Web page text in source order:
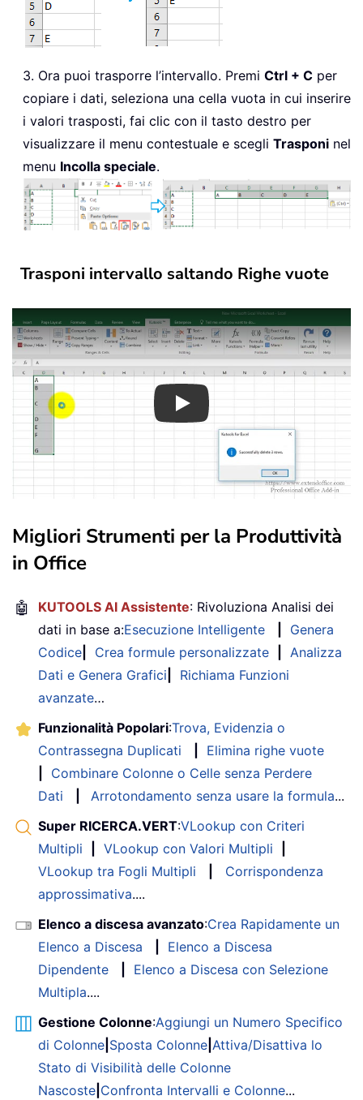
3. Ora puoi trasporre l’intervallo. Premi Ctrl + C per
copiare i dati, seleziona una cella vuota in cui inserire
i valori trasposti, fai clic con il tasto destro per
visualizzare il menu contestuale e scegli Trasponi nel
menu Incolla speciale.
Trasponi intervallo saltando Righe vuote
Play
Migliori Strumenti per la Produttività
in Office
🤖 KUTOOLS AI Assistente: Rivoluziona Analisi dei
dati in base a:Esecuzione Intelligente
Genera
Codice
Crea formule personalizzate
Analizza
Dati e Genera Grafici
Richiama Funzioni
avanzate…
Funzionalità Popolari:Trova, Evidenzia o
Contrassegna Duplicati
Elimina righe vuote
Combinare Colonne o Celle senza Perdere
Dati
Arrotondamento senza usare la formula...
Super RICERCA.VERT:VLookup con Criteri
Multipli
VLookup con Valori Multipli
VLookup tra Fogli Multipli
Corrispondenza
approssimativa....
Elenco a discesa avanzato:Crea Rapidamente un
Elenco a Discesa
Elenco a Discesa
Dipendente
Elenco a Discesa con Selezione
Multipla....
Gestione Colonne:Aggiungi un Numero Specifico
di Colonne Sposta Colonne Attiva/Disattiva lo
Stato di Visibilità delle Colonne
Nascoste Confronta Intervalli e Colonne...